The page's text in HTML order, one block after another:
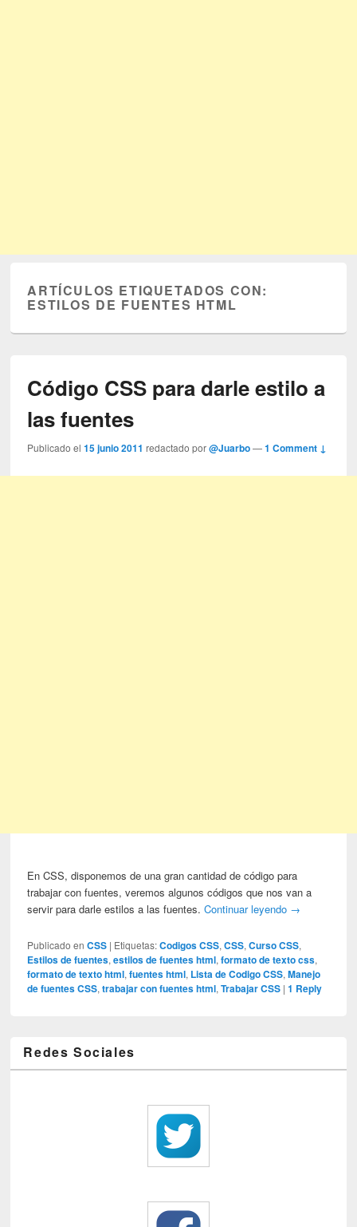
ARTÍCULOS ETIQUETADOS CON:
ESTILOS DE FUENTES HTML
Código CSS para darle estilo a
las fuentes
Publicado el15 junio 2011 redactado por@Juarbo —1 Comment ↓
En CSS, disponemos de una gran cantidad de código para
trabajar con fuentes, veremos algunos códigos que nos van a
servir para darle estilos a las fuentes.Continuar leyendo →
Publicado en CSS | Etiquetas: Codigos CSS,CSS,Curso CSS,
Estilos de fuentes,estilos de fuentes html,formato de texto css,
formato de texto html,fuentes html, Lista de Codigo CSS,Manejo
de fuentes CSS,trabajar con fuentes html,Trabajar CSS |1 Reply
Redes Sociales